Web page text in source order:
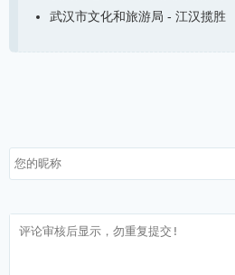
武汉市文化和旅游局 - 江汉揽胜